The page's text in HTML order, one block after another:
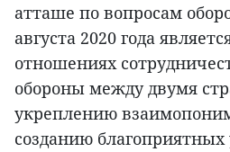
атташе по вопросам
августа 2020 года
отношениях
обороны между двумя
укреплению
созданию благоприятных